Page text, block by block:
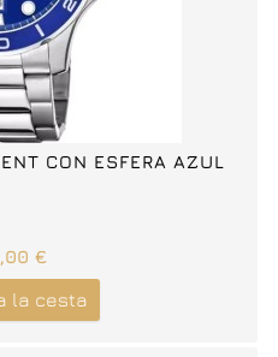
CON ESFERA AZUL
€
la cesta